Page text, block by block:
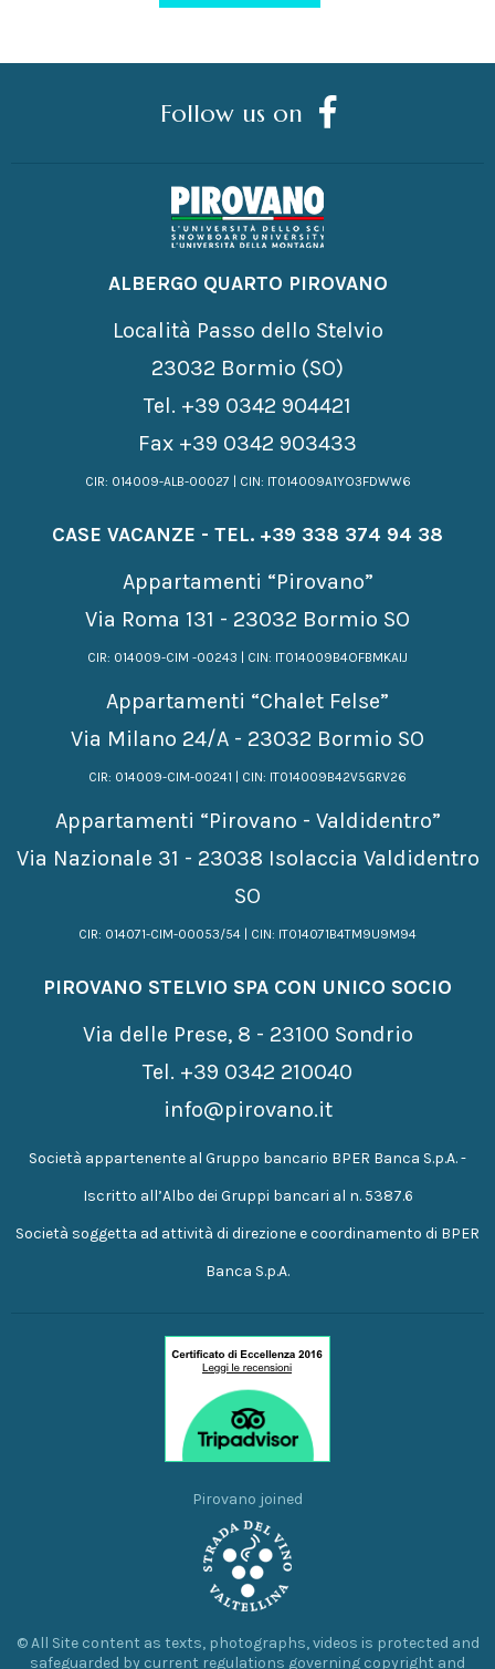
Follow us on
ALBERGO QUARTO PIROVANO
Località Passo dello Stelvio
23032 Bormio (SO)
Tel. +39 0342 904421
Fax +39 0342 903433
CIR: 014009-ALB-00027 | CIN: IT014009A1YO3FDWW6
CASE VACANZE - TEL. +39 338 374 94 38
Appartamenti “Pirovano”
Via Roma 131 - 23032 Bormio SO
CIR: 014009-CIM -00243 | CIN: IT014009B4OFBMKAIJ
Appartamenti “Chalet Felse”
Via Milano 24/A - 23032 Bormio SO
CIR: 014009-CIM-00241 | CIN: IT014009B42V5GRV26
Appartamenti “Pirovano - Valdidentro”
Via Nazionale 31 - 23038 Isolaccia Valdidentro
SO
CIR: 014071-CIM-00053/54 | CIN: IT014071B4TM9U9M94
PIROVANO STELVIO SPA CON UNICO SOCIO
Via delle Prese, 8 - 23100 Sondrio
Tel. +39 0342 210040
info@pirovano.it
Società appartenente al Gruppo bancario BPER Banca S.p.A. -
Iscritto all’Albo dei Gruppi bancari al n. 5387.6
Società soggetta ad attività di direzione e coordinamento di BPER
Banca S.p.A.
Pirovano joined
© All Site content as texts, photographs, videos is protected and
safeguarded by current regulations governing copyright and